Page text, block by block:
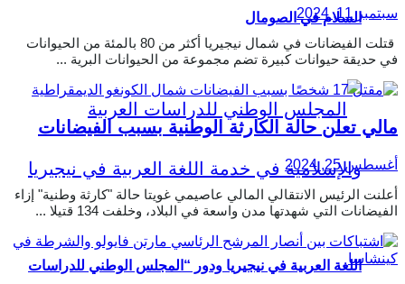
السلام في الصومال
اللغة العربية في نيجيريا ودور “المجلس الوطني للدراسات
سبتمبر 11, 2024
قتلت الفيضانات في شمال نيجيريا أكثر من 80 بالمئة من الحيوانات
في حديقة حيوانات كبيرة تضم مجموعة من الحيوانات البرية ...
مالي تعلن حالة الكارثة الوطنية بسبب الفيضانات
أغسطس 25, 2024
أعلنت الرئيس الانتقالي المالي عاصيمي غويتا حالة "كارثة وطنية" إزاء
الفيضانات التي شهدتها مدن واسعة في البلاد، وخلفت 134 قتيلا ...